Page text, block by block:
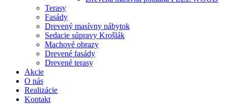
Terasy
Fasády
Drevený masívny nábytok
Sedacie súpravy Krošlák
Machové obrazy
Drevené fasády
Drevené terasy
Akcie
O nás
Realizácie
Kontakt